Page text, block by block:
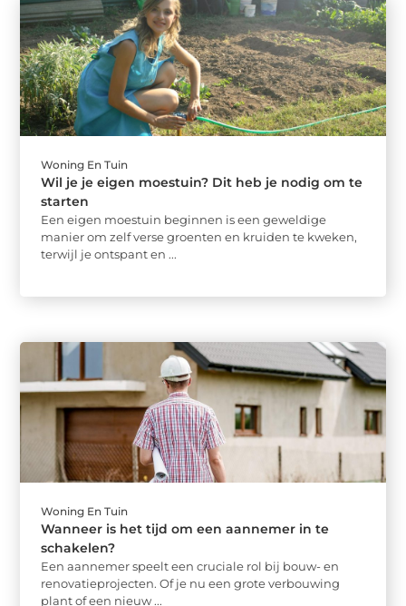
Woning En Tuin
Wil je je eigen moestuin? Dit heb je nodig om te
starten
Een eigen moestuin beginnen is een geweldige
manier om zelf verse groenten en kruiden te kweken,
terwijl je ontspant en ...
Woning En Tuin
Wanneer is het tijd om een aannemer in te
schakelen?
Een aannemer speelt een cruciale rol bij bouw- en
renovatieprojecten. Of je nu een grote verbouwing
plant of een nieuw ...